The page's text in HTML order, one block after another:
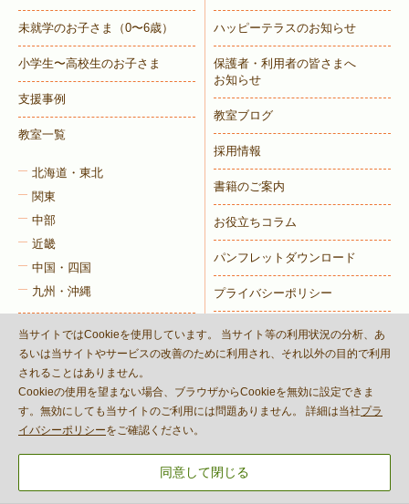
未就学のお子さま （0〜6歳）
小学生〜高校生のお子さま
支援事例
教室一覧
北海道・東北
関東
中部
近畿
中国・四国
九州・沖縄
ハッピーテラスのお知らせ
保護者・利用者の皆さまへ
お知らせ
教室ブログ
採用情報
書籍のご案内
お役立ちコラム
パンフレットダウンロード
プライバシーポリシー
コンプライアンス方針
当サイトではCookieを使用しています。 当サイト等の利用状況の分析、あ
るいは当サイトやサービスの改善のために利用され、それ以外の目的で利用
されることはありません。
Cookieの使用を望まない場合、ブラウザからCookieを無効に設定できま
す。無効にしても当サイトのご利用には問題ありません。 詳細は当社プラ
イバシーポリシーをご確認ください。
同意して閉じる